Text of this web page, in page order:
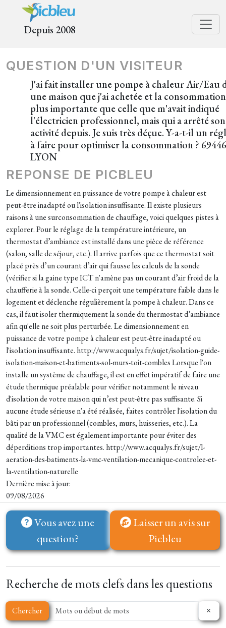
Depuis 2008
QUESTION D'UN VISITEUR
J'ai fait installer une pompe à chaleur Air/Eau
une maison que j'ai achetée et la
plus importante que celle que m'avait indiqué
l'électricien professionnel, mais qui a arrêté son
activité depuis. Je suis très déçue. Y-a-t-il un
à faire pour optimiser la consommation ? 69446
LYON
REPONSE DE PICBLEU
Le dimensionnement en puissance de votre pompe à chaleur est
peut-être inadapté ou l'isolation insuffisante. Il existe plusieurs
raisons à une surconsommation de chauffage, voici quelques pistes à
explorer. Pour le réglage de la température intérieure, un
thermostat d’ambiance est installé dans une pièce de référence
(salon, salle de séjour, etc.). Il arrive parfois que ce thermostat soit
placé près d’un courant d’air qui fausse les calculs de la sonde
(vérifier si la gaine type ICT n'amène pas un courant d’air froid de la
chaufferie à la sonde. Celle-ci perçoit une température faible dans le
logement et déclenche régulièrement la pompe à chaleur. Dans ce
cas, il faut isoler thermiquement la sonde du thermostat d’ambiance
afin qu'elle ne soit plus perturbée. Le dimensionnement en
puissance de votre pompe à chaleur est peut-être inadapté ou
l'isolation insuffisante. http://www.acqualys.fr/sujet/isolation-guide-
isolation-maison-et-batiments-sol-murs-toit-combles Lorsque l'on
installe un système de chauffage, il est en effet impératif de faire une
étude thermique préalable pour vérifier notamment le niveau
d'isolation de votre maison qui n’est peut-être pas suffisante. Si
aucune étude sérieuse n'a été réalisée, faites contrôler l'isolation du
bâti par un professionnel (combles, murs, huisseries, etc.). La
qualité de la VMC est également importante pour éviter des
déperditions trop importantes. http://www.acqualys.fr/sujet/l-
aeration-des-batiments-la-vmc-ventilation-mecanique-controlee-et-
la-ventilation-naturelle
Dernière mise à jour:
09/08/2026
Vous avez une
question?
Laisser un avis sur
Picbleu
Recherche de mots clefs dans les questions
Chercher